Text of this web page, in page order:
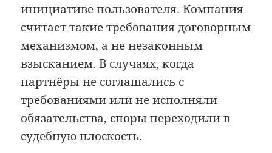
инициативе пользователя. Компания
считает такие требования договорным
механизмом, а не незаконным
взысканием. В случаях, когда
партнёры не соглашались с
требованиями или не исполняли
обязательства, споры переходили в
судебную плоскость.